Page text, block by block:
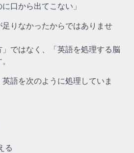
口から出てこない」
りなかったからではありませ
ではなく、「英語を処理する脳
語を次のように処理していま
る